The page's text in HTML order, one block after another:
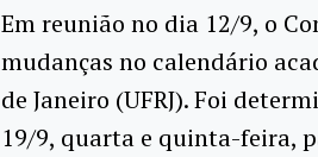
Em reunião no dia 12/9, o
mudanças no calendário
de Janeiro (UFRJ). Foi
19/9, quarta e quinta-feira,